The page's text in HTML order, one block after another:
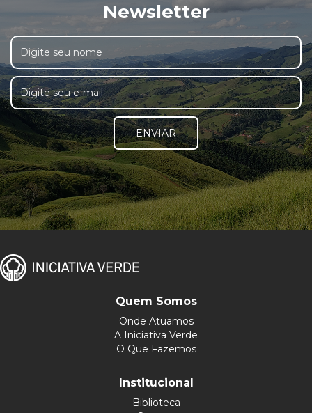
Newsletter
ENVIAR
Quem Somos
Onde Atuamos
A Iniciativa Verde
O Que Fazemos
Institucional
Biblioteca